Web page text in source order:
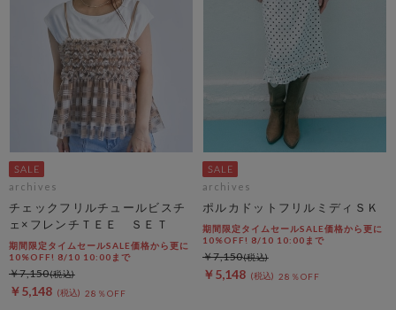
archives
チェックフリルチュールビスチ
ェ×フレンチＴＥＥ ＳＥＴ
期間限定タイムセールSALE価格から更に
10%OFF! 8/10 10:00まで
￥5,148 28％OFF
￥7,150
archives
ポルカドットフリルミディＳＫ
期間限定タイムセールSALE価格から更に
10%OFF! 8/10 10:00まで
￥5,148 28％OFF
￥7,150